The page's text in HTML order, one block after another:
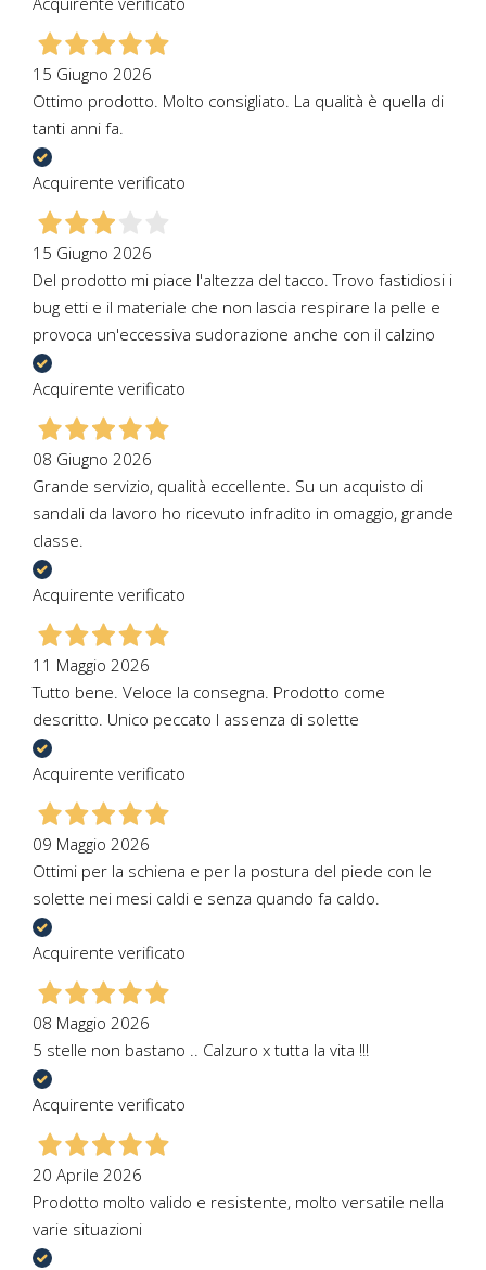
15 Giugno 2026
Ottimo prodotto. Molto consigliato. La qualità è quella di
tanti anni fa.
Acquirente verificato
15 Giugno 2026
Del prodotto mi piace l'altezza del tacco. Trovo fastidiosi i
bug etti e il materiale che non lascia respirare la pelle e
provoca un'eccessiva sudorazione anche con il calzino
Acquirente verificato
08 Giugno 2026
Grande servizio, qualità eccellente. Su un acquisto di
sandali da lavoro ho ricevuto infradito in omaggio, grande
classe.
Acquirente verificato
11 Maggio 2026
Tutto bene. Veloce la consegna. Prodotto come
descritto. Unico peccato l assenza di solette
Acquirente verificato
09 Maggio 2026
Ottimi per la schiena e per la postura del piede con le
solette nei mesi caldi e senza quando fa caldo.
Acquirente verificato
08 Maggio 2026
5 stelle non bastano .. Calzuro x tutta la vita !!!
Acquirente verificato
20 Aprile 2026
Prodotto molto valido e resistente, molto versatile nella
varie situazioni